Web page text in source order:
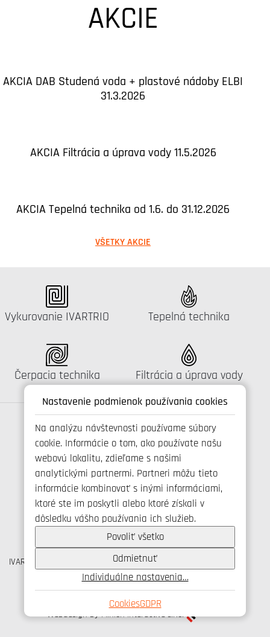
Nastavenie podmienok používania cookies
Na analýzu návštevnosti používame súbory
cookie. Informácie o tom, ako používate našu
webovú lokalitu, zdieľame s našimi
analytickými partnermi. Partneri môžu tieto
informácie kombinovať s inými informáciami,
ktoré ste im poskytli alebo ktoré získali v
dôsledku vášho používania ich služieb.
Povoliť všetko
Odmietnuť
Individuálne nastavenia…
CookiesGDPR
AKCIE
AKCIA DAB Studená voda + plastové nádoby ELBI
31.3.2026
AKCIA Filtrácia a úprava vody 11.5.2026
AKCIA Tepelná technika od 1.6. do 31.12.2026
VŠETKY AKCIE
Katalógus:
Vykurovanie IVARTRIO Katalógus:
Tepelná technika
Katalógus:
Čerpacia technika Katalógus:
Filtrácia a úprava vody
Spojte se s námi
+421 346 214 431
info@ivarsk.sk
Ochrana osobných údajov
Cookies
IVAR CS spol. s r.o., Velvarská 9, Podhořany, 277 51 Nelahozeves
IČO: 45276935 DIČ: CZ45276935
Webdesign by Minion Interactive s.r.o.